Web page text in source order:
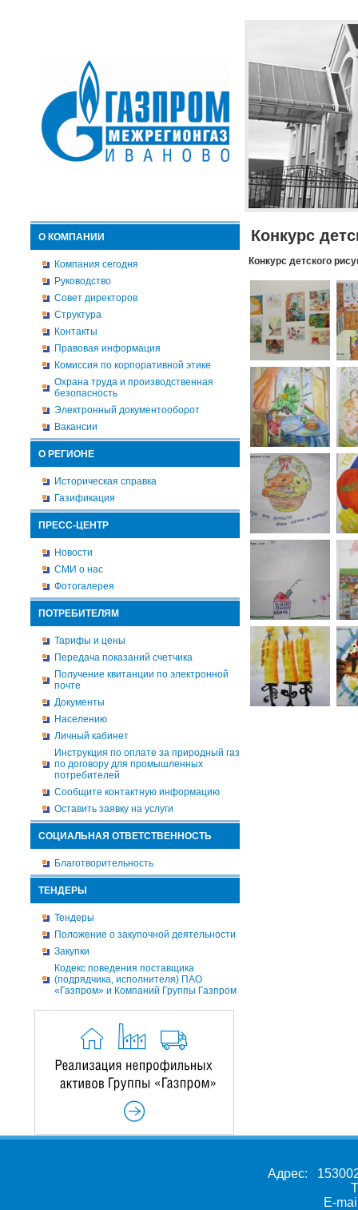
О КОМПАНИИ
Компания сегодня
Руководство
Совет директоров
Структура
Контакты
Правовая информация
Комиссия по корпоративной этике
Охрана труда и производственная
безопасность
Электронный документооборот
Вакансии
О РЕГИОНЕ
Историческая справка
Газификация
ПРЕСС-ЦЕНТР
Новости
СМИ о нас
Фотогалерея
ПОТРЕБИТЕЛЯМ
Тарифы и цены
Передача показаний счетчика
Получение квитанции по электронной
почте
Документы
Населению
Личный кабинет
Инструкция по оплате за природный газ
по договору для промышленных
потребителей
Сообщите контактную информацию
Оставить заявку на услуги
СОЦИАЛЬНАЯ ОТВЕТСТВЕННОСТЬ
Благотворительность
ТЕНДЕРЫ
Тендеры
Положение о закупочной деятельности
Закупки
Кодекс поведения поставщика
(подрядчика, исполнителя) ПАО
«Газпром» и Компаний Группы Газпром
Конкурс
Конкурс детского
Адрес:
E-